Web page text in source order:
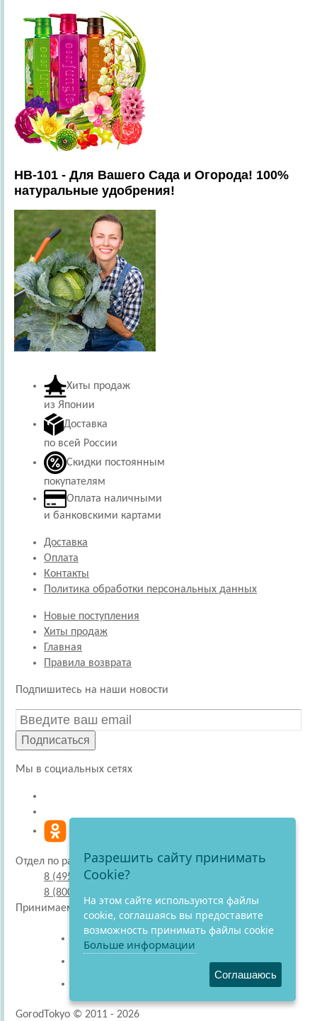
HB-101 - Для Вашего Сада и Огорода! 100%
натуральные удобрения!
Хиты продаж
из Японии
Доставка
по всей России
Скидки постоянным
покупателям
Оплата наличными
и банковскими картами
Доставка
Оплата
Контакты
Политика обработки персональных данных
Новые поступления
Хиты продаж
Главная
Правила возврата
Подпишитесь на наши новости
Подписаться
Мы в социальных сетях
Отдел по работе с покупателями
8 (495) 220-51-30
8 (800) 707-27-19
Принимаем к оплате
GorodTokyo © 2011 - 2026
Разрешить сайту принимать
Cookie?
На этом сайте используются файлы
cookie, соглашаясь вы предоставите
возможность принимать файлы cookie
Больше информации
Соглашаюсь